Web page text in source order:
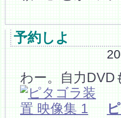
予約しよ
わー。自力